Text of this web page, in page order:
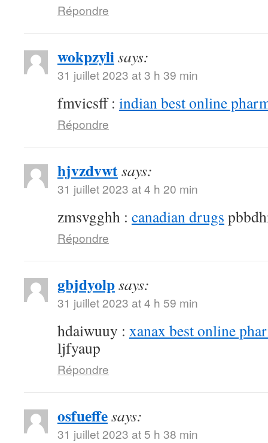
Répondre
wokpzylisays:
31 juillet 2023 at 3 h 39 min
fmvicsff : indian best online
Répondre
hjvzdvwtsays:
31 juillet 2023 at 4 h 20 min
zmsvgghh : canadian drugs
Répondre
gbjdyolpsays:
31 juillet 2023 at 4 h 59 min
hdaiwuuy : xanax best online
ljfyaup
Répondre
osfueffesays:
31 juillet 2023 at 5 h 38 min